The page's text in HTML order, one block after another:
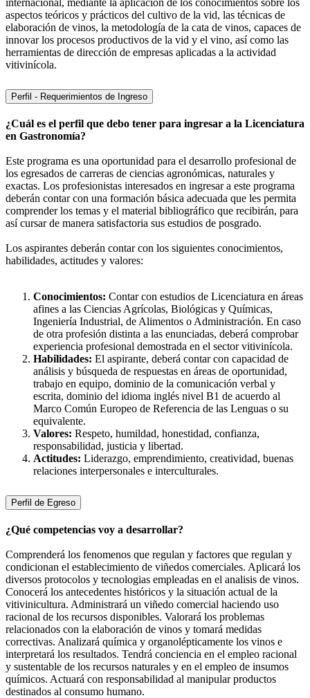
internacional, mediante la aplicación de los conocimientos sobre los
aspectos teóricos y prácticos del cultivo de la vid, las técnicas de
elaboración de vinos, la metodología de la cata de vinos, capaces de
innovar los procesos productivos de la vid y el vino, así como las
herramientas de dirección de empresas aplicadas a la actividad
vitivinícola.
Perfil - Requerimientos de Ingreso
¿Cuál es el perfil que debo tener para ingresar a la Licenciatura
en Gastronomía?
Este programa es una oportunidad para el desarrollo profesional de
los egresados de carreras de ciencias agronómicas, naturales y
exactas. Los profesionistas interesados en ingresar a este programa
deberán contar con una formación básica adecuada que les permita
comprender los temas y el material bibliográfico que recibirán, para
así cursar de manera satisfactoria sus estudios de posgrado.
Los aspirantes deberán contar con los siguientes conocimientos,
habilidades, actitudes y valores:
Conocimientos: Contar con estudios de Licenciatura en áreas
afines a las Ciencias Agrícolas, Biológicas y Químicas,
Ingeniería Industrial, de Alimentos o Administración. En caso
de otra profesión distinta a las enunciadas, deberá comprobar
experiencia profesional demostrada en el sector vitivinícola.
Habilidades: El aspirante, deberá contar con capacidad de
análisis y búsqueda de respuestas en áreas de oportunidad,
trabajo en equipo, dominio de la comunicación verbal y
escrita, dominio del idioma inglés nivel B1 de acuerdo al
Marco Común Europeo de Referencia de las Lenguas o su
equivalente.
Valores: Respeto, humildad, honestidad, confianza,
responsabilidad, justicia y libertad.
Actitudes: Liderazgo, emprendimiento, creatividad, buenas
relaciones interpersonales e interculturales.
Perfil de Egreso
¿Qué competencias voy a desarrollar?
Comprenderá los fenomenos que regulan y factores que regulan y
condicionan el establecimiento de viñedos comerciales. Aplicará los
diversos protocolos y tecnologias empleadas en el analisis de vinos.
Conocerá los antecedentes históricos y la situación actual de la
vitivinicultura. Administrará un viñedo comercial haciendo uso
racional de los recursos disponibles. Valorará los problemas
relacionados con la elaboración de vinos y tomará medidas
correctivas. Analizará química y organolépticamente los vinos e
interpretará los resultados. Tendrá conciencia en el empleo racional
y sustentable de los recursos naturales y en el empleo de insumos
químicos. Actuará con responsabilidad al manipular productos
destinados al consumo humano.